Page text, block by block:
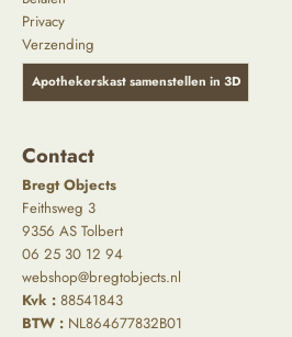
Privacy
Verzending
Apothekerskast samenstellen in 3D
Contact
Bregt Objects
Feithsweg 3
9356 AS Tolbert
06 25 30 12 94
webshop@bregtobjects.nl
Kvk : 88541843
BTW : NL864677832B01